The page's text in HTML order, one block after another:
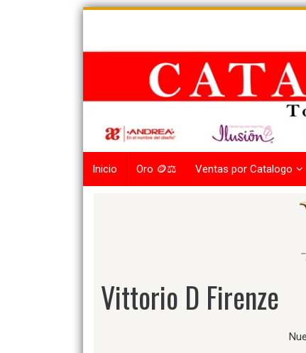
Skip
Inicio Oro 🪙⚖️ Ventas por Catalogo
Vittorio D Firenze